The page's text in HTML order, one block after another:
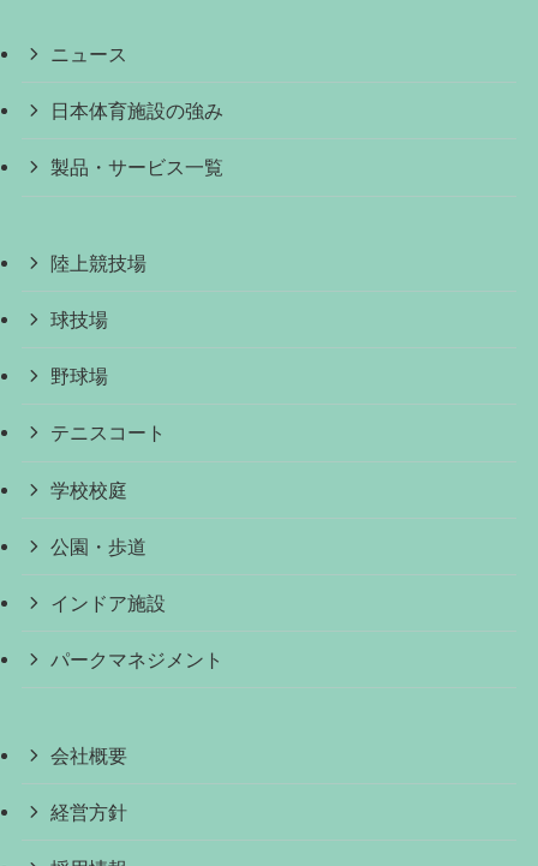
ニュース
日本体育施設の強み
製品・サービス一覧
陸上競技場
球技場
野球場
テニスコート
学校校庭
公園・歩道
インドア施設
パークマネジメント
会社概要
経営方針